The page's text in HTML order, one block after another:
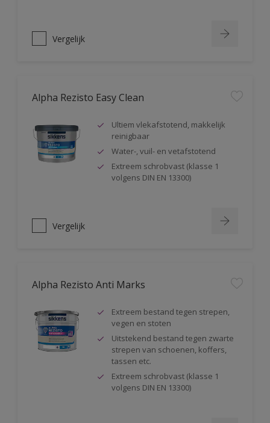
Vergelijk
Alpha Rezisto Easy Clean
Ultiem vlekafstotend, makkelijk
reinigbaar
Water-, vuil- en vetafstotend
Extreem schrobvast (klasse 1
volgens DIN EN 13300)
Vergelijk
Alpha Rezisto Anti Marks
Extreem bestand tegen strepen,
vegen en stoten
Uitstekend bestand tegen zwarte
strepen van schoenen, koffers,
tassen etc.
Extreem schrobvast (klasse 1
volgens DIN EN 13300)